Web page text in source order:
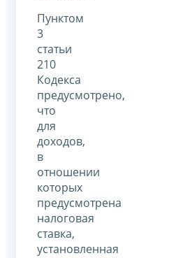
Пунктом
3
статьи
210
Кодекса
предусмотрено,
что
для
доходов,
в
отношении
которых
предусмотрена
налоговая
ставка,
установленная